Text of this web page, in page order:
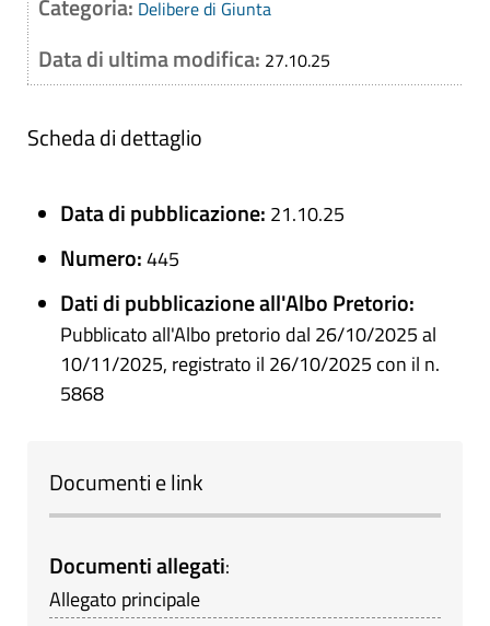
Categoria: Delibere di Giunta
Data di ultima modifica: 27.10.25
Scheda di dettaglio
Data di pubblicazione: 21.10.25
Numero:445
Dati di pubblicazione all'Albo Pretorio:
Pubblicato all'Albo pretorio dal 26/10/2025 al
10/11/2025, registrato il 26/10/2025 con il n.
5868
Documenti e link
Documenti allegati:
Allegato principale